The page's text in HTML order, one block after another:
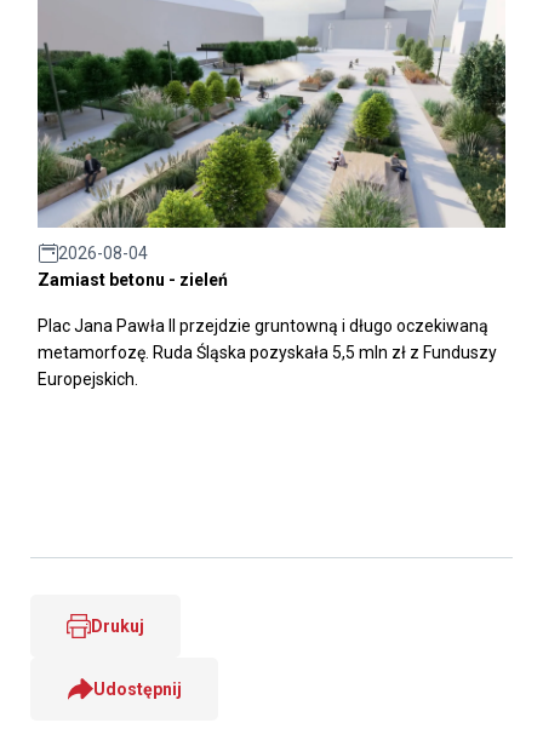
2026-08-04
Zamiast betonu - zieleń
Plac Jana Pawła II przejdzie gruntowną i długo oczekiwaną
metamorfozę. Ruda Śląska pozyskała 5,5 mln zł z Funduszy
Europejskich.
Drukuj
Udostępnij